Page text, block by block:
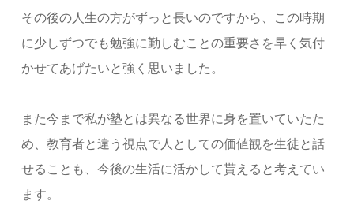
その後の人生の方がずっと長いのですから、この時期
に少しずつでも勉強に勤しむことの重要さを早く気付
かせてあげたいと強く思いました。
また今まで私が塾とは異なる世界に身を置いていたた
め、教育者と違う視点で人としての価値観を生徒と話
せることも、今後の生活に活かして貰えると考えてい
ます。